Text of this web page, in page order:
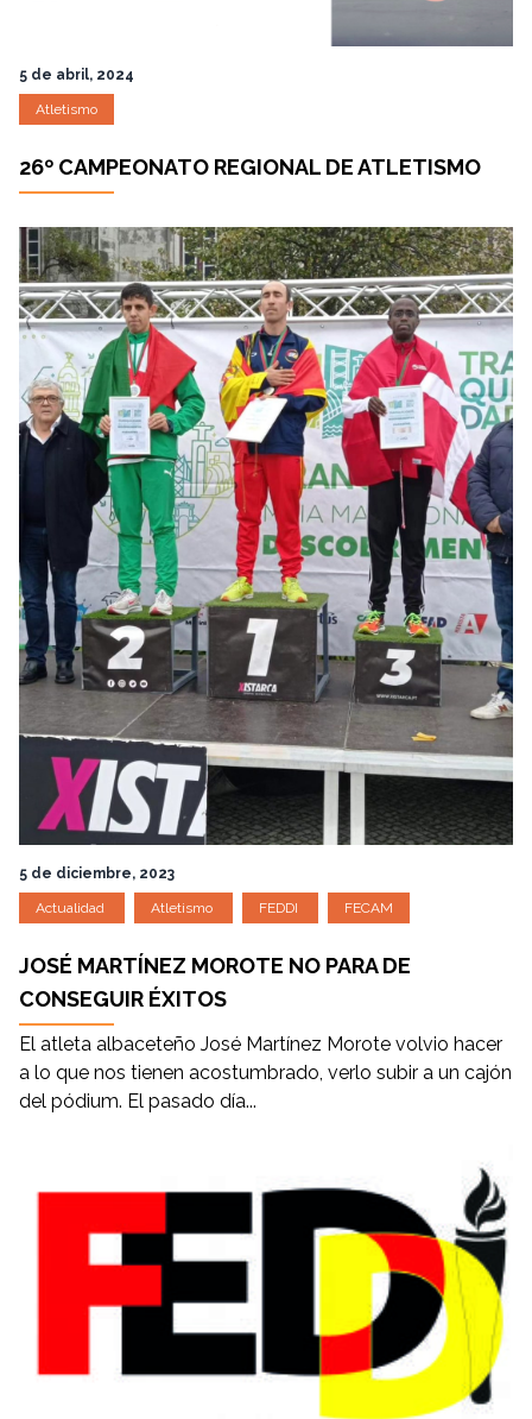
5 de abril, 2024
Atletismo
26º CAMPEONATO REGIONAL DE ATLETISMO
5 de diciembre, 2023
Actualidad Atletismo FEDDI FECAM
JOSÉ MARTÍNEZ MOROTE NO PARA DE
CONSEGUIR ÉXITOS
El atleta albaceteño José Martínez Morote volvio hacer
a lo que nos tienen acostumbrado, verlo subir a un cajón
del pódium. El pasado día...